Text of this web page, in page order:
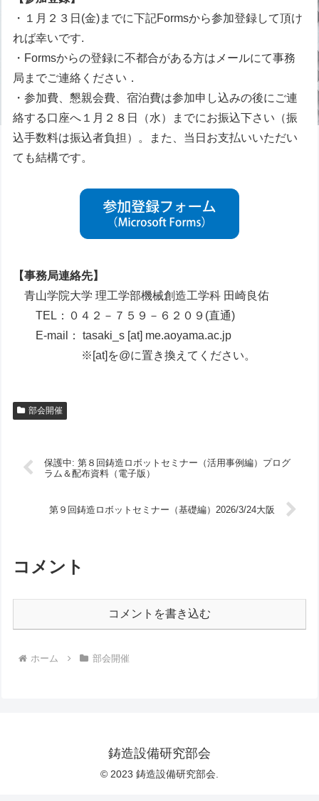
・１月２３日(金)までに下記Formsから参加登録して頂け
れば幸いです.
・Formsからの登録に不都合がある方はメールにて事務
局までご連絡ください．
・参加費、懇親会費、宿泊費は参加申し込みの後にご連
絡する口座へ１月２８日（水）までにお振込下さい（振
込手数料は振込者負担）。また、当日お支払いいただい
ても結構です。
【事務局連絡先】
青山学院大学 理工学部機械創造工学科 田崎良佑
TEL：０４２－７５９－６２０９(直通)
E-mail： tasaki_s [at] me.aoyama.ac.jp
※[at]を@に置き換えてください。
部会開催
保護中: 第８回鋳造ロボットセミナー（活用事例編）プログ
ラム＆配布資料（電子版）
第９回鋳造ロボットセミナー（基礎編）2026/3/24大阪
コメント
コメントを書き込む
ホーム 部会開催
鋳造設備研究部会
© 2023 鋳造設備研究部会.